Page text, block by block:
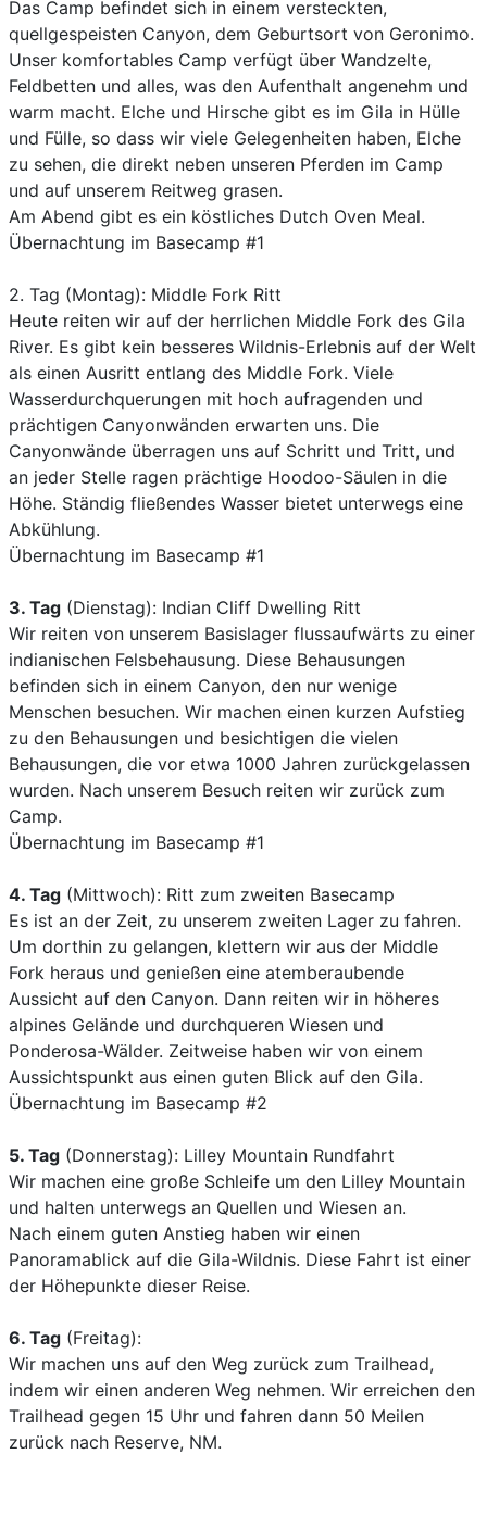
Das Camp befindet sich in einem versteckten,
quellgespeisten Canyon, dem Geburtsort von Geronimo.
Unser komfortables Camp verfügt über Wandzelte,
Feldbetten und alles, was den Aufenthalt angenehm und
warm macht. Elche und Hirsche gibt es im Gila in Hülle
und Fülle, so dass wir viele Gelegenheiten haben, Elche
zu sehen, die direkt neben unseren Pferden im Camp
und auf unserem Reitweg grasen.
Am Abend gibt es ein köstliches Dutch Oven Meal.
Übernachtung im Basecamp #1
2. Tag (Montag): Middle Fork Ritt
Heute reiten wir auf der herrlichen Middle Fork des Gila
River. Es gibt kein besseres Wildnis-Erlebnis auf der Welt
als einen Ausritt entlang des Middle Fork. Viele
Wasserdurchquerungen mit hoch aufragenden und
prächtigen Canyonwänden erwarten uns. Die
Canyonwände überragen uns auf Schritt und Tritt, und
an jeder Stelle ragen prächtige Hoodoo-Säulen in die
Höhe. Ständig fließendes Wasser bietet unterwegs eine
Abkühlung.
Übernachtung im Basecamp #1
3. Tag (Dienstag): Indian Cliff Dwelling Ritt
Wir reiten von unserem Basislager flussaufwärts zu einer
indianischen Felsbehausung. Diese Behausungen
befinden sich in einem Canyon, den nur wenige
Menschen besuchen. Wir machen einen kurzen Aufstieg
zu den Behausungen und besichtigen die vielen
Behausungen, die vor etwa 1000 Jahren zurückgelassen
wurden. Nach unserem Besuch reiten wir zurück zum
Camp.
Übernachtung im Basecamp #1
4. Tag (Mittwoch): Ritt zum zweiten Basecamp
Es ist an der Zeit, zu unserem zweiten Lager zu fahren.
Um dorthin zu gelangen, klettern wir aus der Middle
Fork heraus und genießen eine atemberaubende
Aussicht auf den Canyon. Dann reiten wir in höheres
alpines Gelände und durchqueren Wiesen und
Ponderosa-Wälder. Zeitweise haben wir von einem
Aussichtspunkt aus einen guten Blick auf den Gila.
Übernachtung im Basecamp #2
5. Tag (Donnerstag): Lilley Mountain Rundfahrt
Wir machen eine große Schleife um den Lilley Mountain
und halten unterwegs an Quellen und Wiesen an.
Nach einem guten Anstieg haben wir einen
Panoramablick auf die Gila-Wildnis. Diese Fahrt ist einer
der Höhepunkte dieser Reise.
6. Tag (Freitag):
Wir machen uns auf den Weg zurück zum Trailhead,
indem wir einen anderen Weg nehmen. Wir erreichen den
Trailhead gegen 15 Uhr und fahren dann 50 Meilen
zurück nach Reserve, NM.